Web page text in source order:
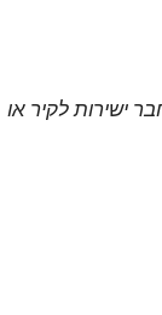
ישירות לקיר או